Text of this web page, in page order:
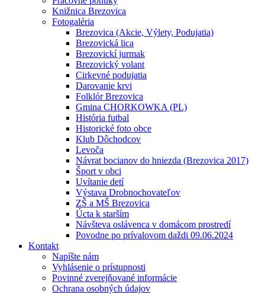
Knižnica Brezovica
Fotogaléria
Brezovica (Akcie, Výlety, Podujatia)
Brezovická lica
Brezovickí jurmak
Brezovický volant
Cirkevné podujatia
Darovanie krvi
Folklór Brezovica
Gmina CHORKOWKA (PL)
História futbal
Historické foto obce
Klub Dôchodcov
Levoča
Návrat bocianov do hniezda (Brezovica 2017)
Šport v obci
Uvítanie detí
Výstava Drobnochovateľov
ZŠ a MŠ Brezovica
Úcta k starším
Návšteva oslávenca v domácom prostredí
Povodne po prívalovom daždi 09.06.2024
Kontakt
Napíšte nám
Vyhlásenie o prístupnosti
Povinné zverejňované informácie
Ochrana osobných údajov